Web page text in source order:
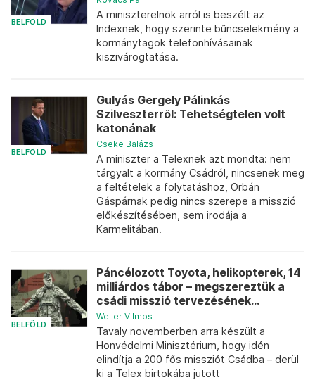
BELFÖLD
A miniszterelnök arról is beszélt az
Indexnek, hogy szerinte bűncselekmény a
kormánytagok telefonhívásainak
kiszivárogtatása.
BELFÖLD
Gulyás Gergely Pálinkás
Szilveszterről: Tehetségtelen volt
katonának
Cseke Balázs
A miniszter a Telexnek azt mondta: nem
tárgyalt a kormány Csádról, nincsenek meg
a feltételek a folytatáshoz, Orbán
Gáspárnak pedig nincs szerepe a misszió
előkészítésében, sem irodája a
Karmelitában.
BELFÖLD
Páncélozott Toyota, helikopterek, 14
milliárdos tábor – megszereztük a
csádi misszió tervezésének...
Weiler Vilmos
Tavaly novemberben arra készült a
Honvédelmi Minisztérium, hogy idén
elindítja a 200 fős missziót Csádba – derül
ki a Telex birtokába jutott